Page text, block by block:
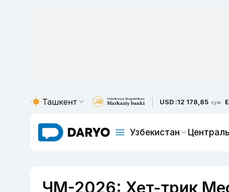
Ташкент USD :12 178,85 сум
Узбекистан
ЧМ-2026: Хет-трик